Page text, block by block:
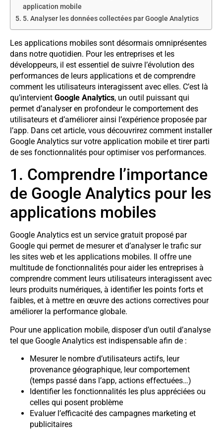
application mobile
5. Analyser les données collectées par Google Analytics
Les applications mobiles sont désormais omniprésentes
dans notre quotidien. Pour les entreprises et les
développeurs, il est essentiel de suivre l’évolution des
performances de leurs applications et de comprendre
comment les utilisateurs interagissent avec elles. C’est là
qu’intervient Google Analytics, un outil puissant qui
permet d’analyser en profondeur le comportement des
utilisateurs et d’améliorer ainsi l’expérience proposée par
l’app. Dans cet article, vous découvrirez comment installer
Google Analytics sur votre application mobile et tirer parti
de ses fonctionnalités pour optimiser vos performances.
1. Comprendre l’importance
de Google Analytics pour les
applications mobiles
Google Analytics est un service gratuit proposé par
Google qui permet de mesurer et d’analyser le trafic sur
les sites web et les applications mobiles. Il offre une
multitude de fonctionnalités pour aider les entreprises à
comprendre comment leurs utilisateurs interagissent avec
leurs produits numériques, à identifier les points forts et
faibles, et à mettre en œuvre des actions correctives pour
améliorer la performance globale.
Pour une application mobile, disposer d’un outil d’analyse
tel que Google Analytics est indispensable afin de :
Mesurer le nombre d’utilisateurs actifs, leur
provenance géographique, leur comportement
(temps passé dans l’app, actions effectuées…)
Identifier les fonctionnalités les plus appréciées ou
celles qui posent problème
Evaluer l’efficacité des campagnes marketing et
publicitaires